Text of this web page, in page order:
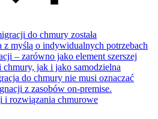
do chmury została
z myślą o indywidualnych potrzebach
– zarówno jako element szerszej
chmury, jak i jako samodzielna
do chmury nie musi oznaczać
z zasobów on-premise.
i rozwiązania chmurowe